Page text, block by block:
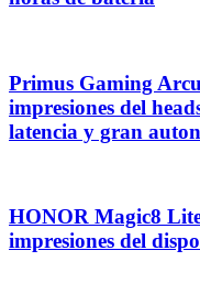
Primus Gaming
impresiones del
latencia y gran
HONOR Magic8
impresiones del